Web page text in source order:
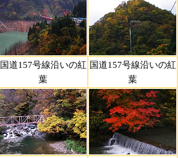
国道157号線沿いの紅
葉
国道157号線沿いの紅
葉